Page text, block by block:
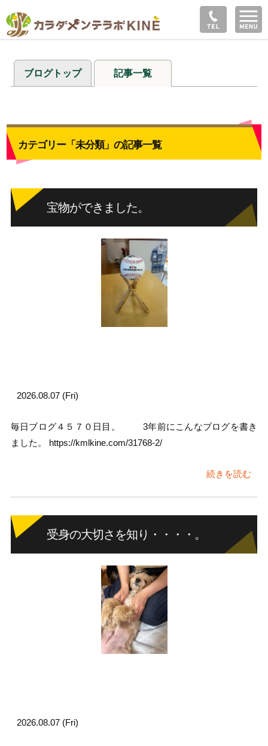
ブログトップ 記事一覧
カテゴリー「未分類」の記事一覧
宝物ができました。
2026.08.07 (Fri)
毎日ブログ４５７０日目。 3年前にこんなブログを書き
ました。 https://kmlkine.com/31768-2/
続きを読む
受身の大切さを知り・・・・。
2026.08.07 (Fri)